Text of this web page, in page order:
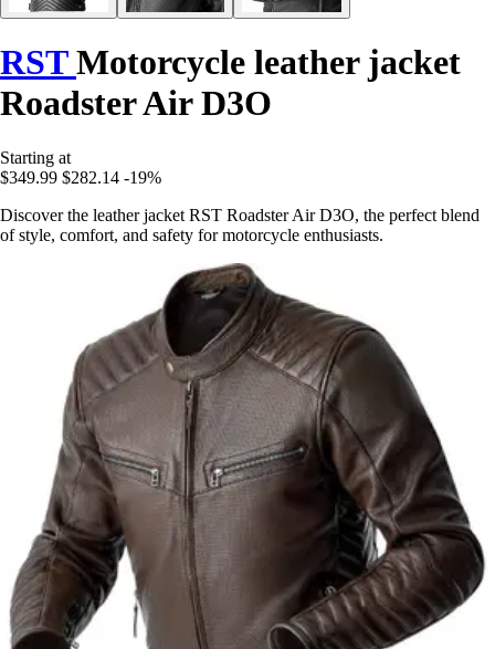
RSTMotorcycle leather jacket
Roadster Air D3O
Starting at
$349.99 $282.14 -19%
Discover the leather jacket RST Roadster Air D3O, the perfect blend
of style, comfort, and safety for motorcycle enthusiasts.